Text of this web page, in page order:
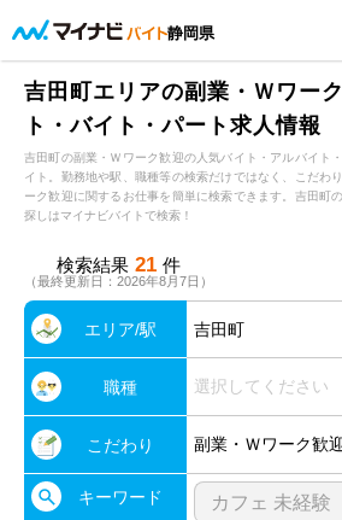
静岡県
吉田町エリアの副業・Ｗワー
ト・バイト・パート求人情報
吉田町の副業・Ｗワーク歓迎の人気バイト・アルバイト
イト。勤務地や駅、職種等の検索だけではなく、こだわ
ーク歓迎に関するお仕事を簡単に検索できます。吉田町
探しはマイナビバイトで検索！
検索結果 21 件
（最終更新日：2026年8月7日）
エリア/駅 吉田町
職種 選択してください
こだわり 副業・Ｗワーク歓
キーワード